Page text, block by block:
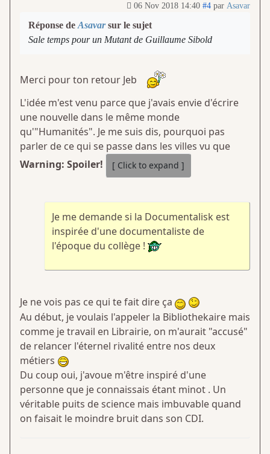
06 Nov 2018 14:40 #4 par Asavar
Réponse de Asavarsur le sujet
Sale temps pour un Mutant de Guillaume Sibold
Merci pour ton retour Jeb
L'idée m'est venu parce que j'avais envie d'écrire
une nouvelle dans le même monde
qu'"Humanités". Je me suis dis, pourquoi pas
parler de ce qui se passe dans les villes vu que
Warning: Spoiler!
Je me demande si la Documentalisk est
inspirée d'une documentaliste de
l'époque du collège !
Je ne vois pas ce qui te fait dire ça
Au début, je voulais l'appeler la Bibliothekaire mais
comme je travail en Librairie, on m'aurait "accusé"
de relancer l'éternel rivalité entre nos deux
métiers
Du coup oui, j'avoue m'être inspiré d'une
personne que je connaissais étant minot . Un
véritable puits de science mais imbuvable quand
on faisait le moindre bruit dans son CDI.